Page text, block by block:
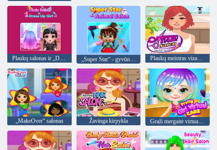
Plaukų salonas ir „Dress Up Girl“ „Super Star“ - gyvūnų salonas Plaukų meistras vizažistė
„MakeOver“ salonas Žavinga kirpykla Graži mergaitė virtuali priežiūra